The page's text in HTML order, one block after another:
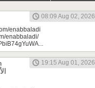
08:09 Aug 02, 2026
enabbaladi
enabbaladi/
19:15 Aug 01, 2026